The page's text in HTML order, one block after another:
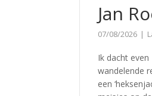
Jan
07/08/2026
Ik dacht
wandelende
een